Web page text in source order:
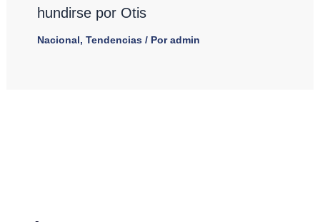
hundirse por Otis
Nacional, Tendencias/ Poradmin